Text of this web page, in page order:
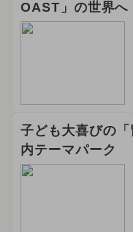
OAST」の世界へ
子ども大喜びの
内テーマパーク